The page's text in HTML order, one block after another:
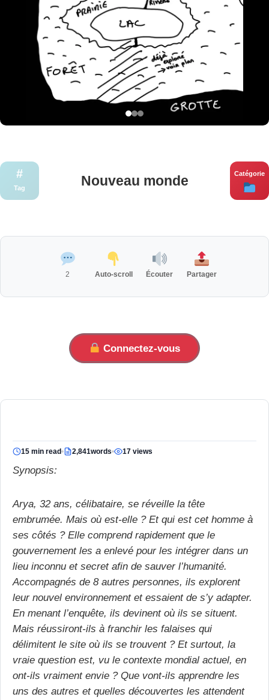
#
Tag Nouveau monde Catégorie
2 Auto-scroll Écouter Partager
Connectez-vous
15 min read 2,841words 17 views
Synopsis:
Arya, 32 ans, célibataire, se réveille la tête
embrumée. Mais où est-elle ? Et qui est cet homme à
ses côtés ? Elle comprend rapidement que le
gouvernement les a enlevé pour les intégrer dans un
lieu inconnu et secret afin de sauver l’humanité.
Accompagnés de 8 autres personnes, ils explorent
leur nouvel environnement et essaient de s’y adapter.
En menant l’enquête, ils devinent où ils se situent.
Mais réussiront-ils à franchir les falaises qui
délimitent le site où ils se trouvent ? Et surtout, la
vraie question est, vu le contexte mondial actuel, en
ont-ils vraiment envie ? Que vont-ils apprendre les
uns des autres et quelles découvertes les attendent